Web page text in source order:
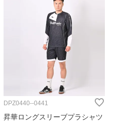
DPZ0440--0441
昇華ロングスリーブプラシャツ